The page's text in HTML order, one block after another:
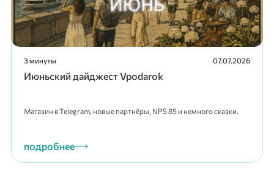
3 минуты 07.07.2026
Июньский дайджест Vpodarok
Магазин в Telegram, новые партнёры, NPS 85 и немного сказки.
подробнее